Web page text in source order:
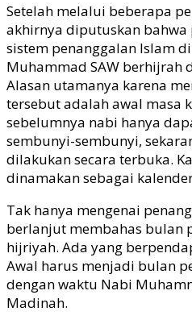
Setelah melalui beberapa
akhirnya diputuskan
sistem penanggalan Islam
Muhammad SAW berhijrah
Alasan utamanya karena
tersebut adalah awal masa
sebelumnya nabi hanya
sembunyi-sembunyi,
dilakukan secara terbuka.
dinamakan sebagai
Tak hanya mengenai
berlanjut membahas bulan
hijriyah. Ada yang
Awal harus menjadi bulan
dengan waktu Nabi
Madinah.